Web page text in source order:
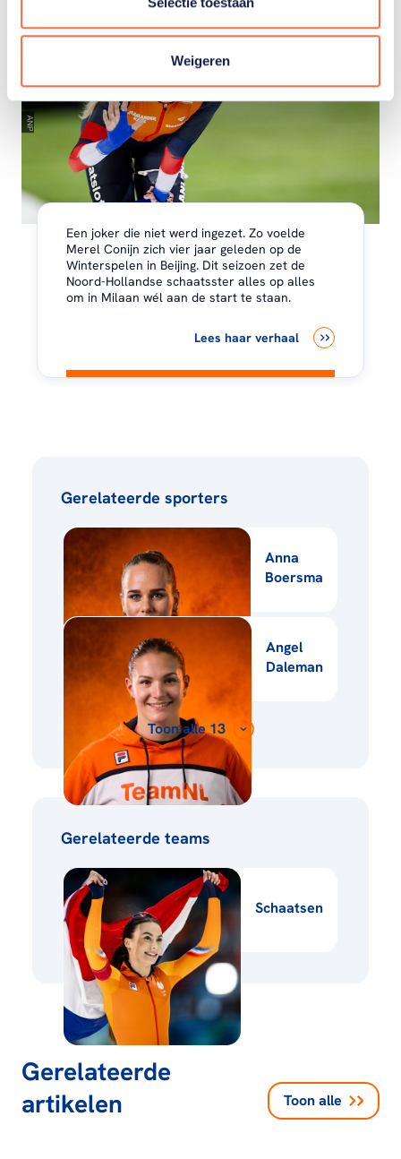
Weigeren
Een joker die niet werd ingezet. Zo voelde
Merel Conijn zich vier jaar geleden op de
Winterspelen in Beijing. Dit seizoen zet de
Noord-Hollandse schaatsster alles op alles
om in Milaan wél aan de start te staan.
Lees haar verhaal
Gerelateerde sporters
Anna
Boersma
Angel
Daleman
Toon alle 13
Gerelateerde teams
Schaatsen
Gerelateerde
artikelen
Toon alle